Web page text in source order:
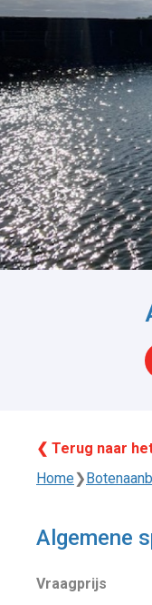
❮ Terug naar
Home❯
Algemene
Vraagprijs